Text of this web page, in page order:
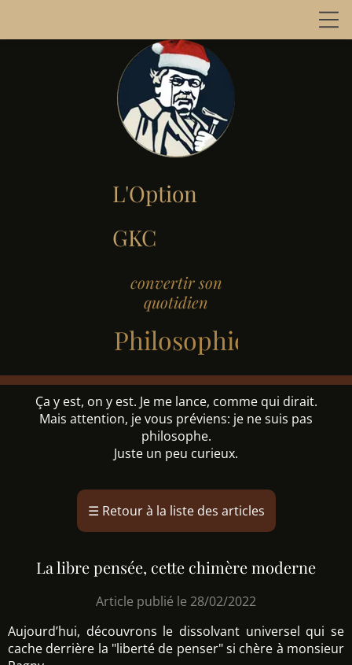
L'Option
GKC
convertir son
quotidien
Philosophie
Ça y est, on y est. Je me lance, comme qui dirait.
Mais attention, je vous préviens: je ne suis pas
philosophe.
Juste un peu curieux.
☰ Retour à la liste des articles
La libre pensée, cette chimère moderne
Article publié le 28/02/2022
Aujourd’hui, découvrons le dissolvant universel qui se
cache derrière la "liberté de penser" si chère à monsieur